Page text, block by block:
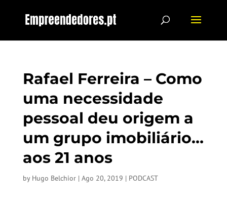
Rafael Ferreira – Como
uma necessidade
pessoal deu origem a
um grupo imobiliário…
aos 21 anos
by Hugo Belchior| Ago 20, 2019 | PODCAST